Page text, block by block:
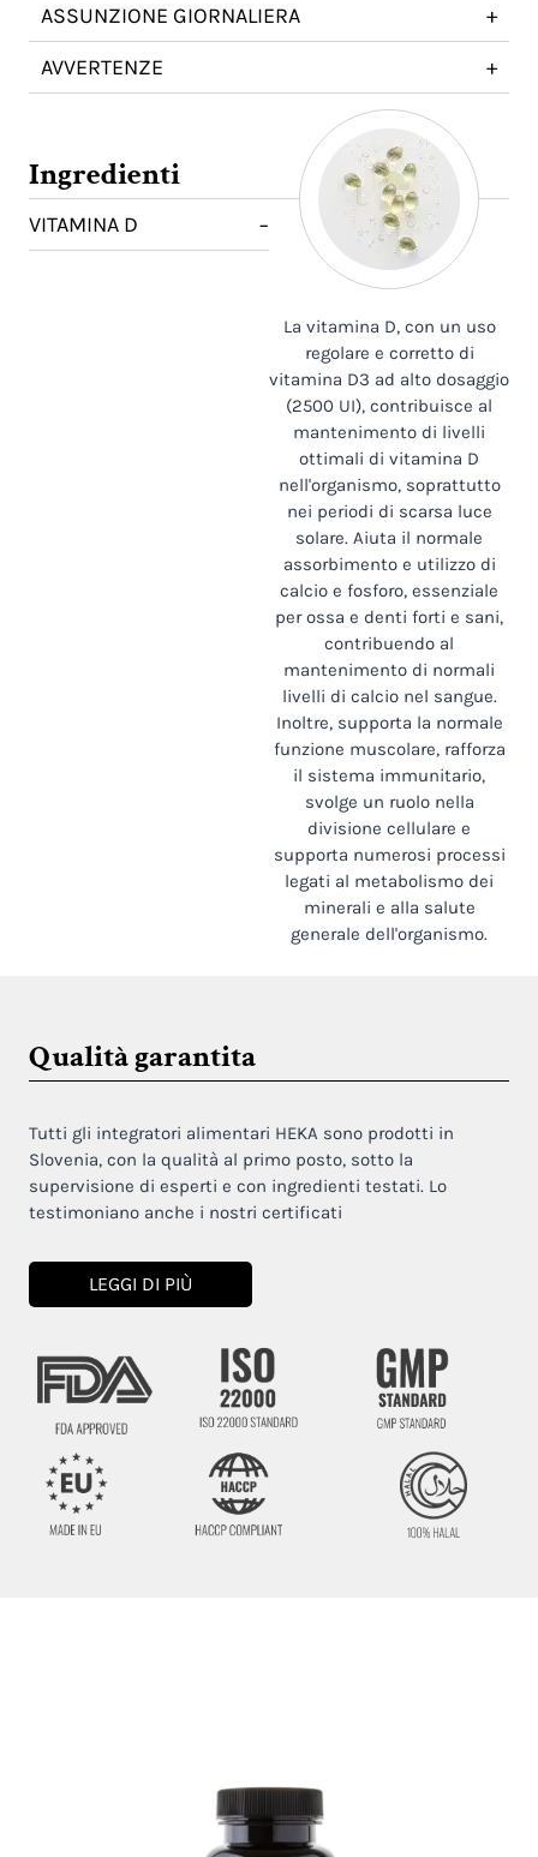
ASSUNZIONE GIORNALIERA
+
AVVERTENZE
+
Ingredienti
VITAMINA D −
La vitamina D, con un uso
regolare e corretto di
vitamina D3 ad alto dosaggio
(2500 UI), contribuisce al
mantenimento di livelli
ottimali di vitamina D
nell'organismo, soprattutto
nei periodi di scarsa luce
solare. Aiuta il normale
assorbimento e utilizzo di
calcio e fosforo, essenziale
per ossa e denti forti e sani,
contribuendo al
mantenimento di normali
livelli di calcio nel sangue.
Inoltre, supporta la normale
funzione muscolare, rafforza
il sistema immunitario,
svolge un ruolo nella
divisione cellulare e
supporta numerosi processi
legati al metabolismo dei
minerali e alla salute
generale dell'organismo.
Qualità garantita
Tutti gli integratori alimentari HEKA sono prodotti in
Slovenia, con la qualità al primo posto, sotto la
supervisione di esperti e con ingredienti testati. Lo
testimoniano anche i nostri certificati
LEGGI DI PIÙ